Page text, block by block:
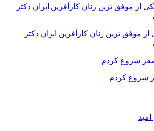
از موفق ترین زنان کارآفرین ایران دکتر
شروع کردم